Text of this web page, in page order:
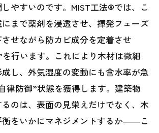
やすいのです。MIST工法®では、こ
まで薬剤を浸透させ、揮発フェーズ
せながら防カビ成分を定着させ
行います。これにより木材は微細
し、外気湿度の変動にも含水率が急
律防御”状態を獲得します。建築物
のは、表面の見栄えだけでなく、木
衡をいかにマネジメントするか――こ